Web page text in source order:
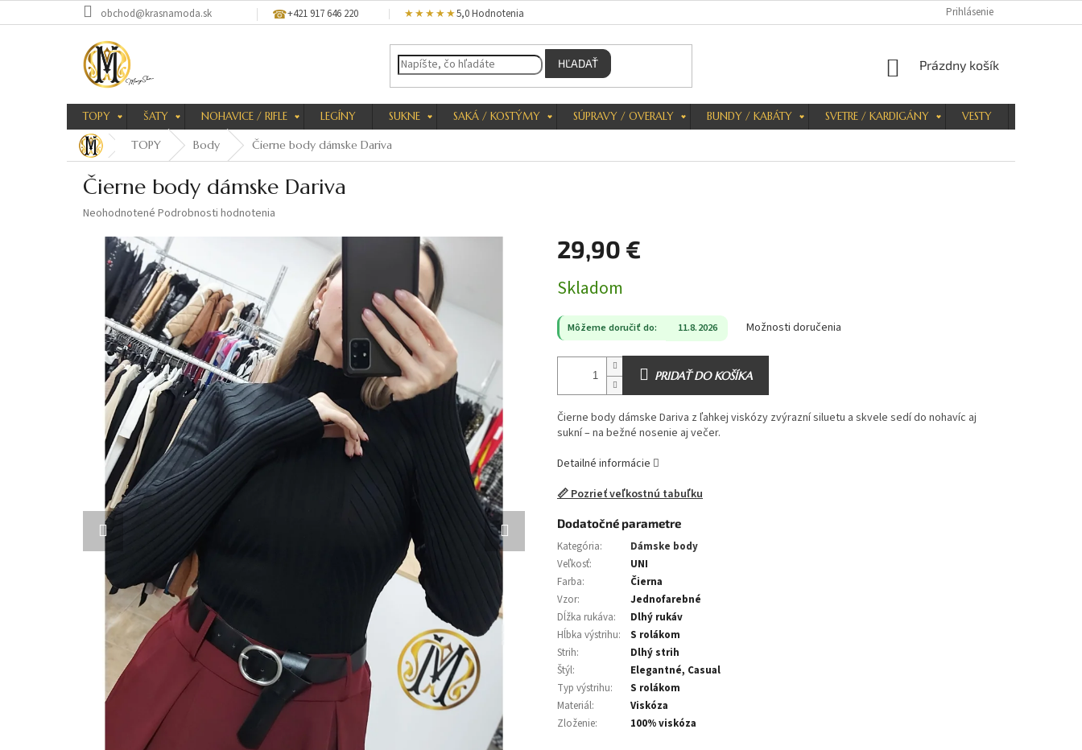
na
obchod@krasnamoda.sk +421 917 646 220 ★★★★★5,0 Hodnotenia Prihlásenie
HĽADAŤ
NÁKUPNÝ
Prázdny košík
TOPY ŠATY NOHAVICE / RIFLE LEGÍNY SUKNE SAKÁ / KOSTÝMY SÚPRAVY / OVERALY BUNDY / KABÁTY SVETRE / KARDIGÁNY VESTY
TOPY Body Čierne body dámske Dariva
Čierne body dámske Dariva
Priemerné
produktu
hviezdičiek.
Neohodnotené Podrobnosti hodnotenia
29,90 €
cena:
Skladom
Môžeme doručiť do: 11.8.2026 Možnosti doručenia
PRIDAŤ DO KOŠÍKA
Čierne body dámske Dariva z ľahkej viskózy zvýrazní siluetu a skvele sedí do nohavíc aj
sukní – na bežné nosenie aj večer.
Detailné informácie
📏 Pozrieť veľkostnú tabuľku
Dodatočné parametre
Kategória:
Dámske body
Veľkosť:
UNI
Farba:
Čierna
Vzor:
Jednofarebné
Dĺžka rukáva:
Dlhý rukáv
Hĺbka výstrihu:
S rolákom
Strih:
Dlhý strih
Štýl:
Elegantné, Casual
Typ výstrihu:
S rolákom
Materiál:
Viskóza
Zloženie: 100% viskóza